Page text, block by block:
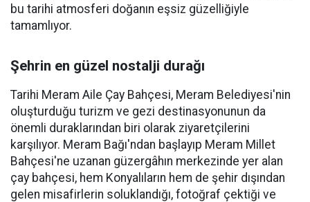
bu tarihi atmosferi doğanın eşsiz güzelliğiyle
tamamlıyor.
Şehrin en güzel nostalji durağı
Tarihi Meram Aile Çay Bahçesi, Meram Belediyesi'nin
oluşturduğu turizm ve gezi destinasyonunun da
önemli duraklarından biri olarak ziyaretçilerini
karşılıyor. Meram Bağı'ndan başlayıp Meram Millet
Bahçesi'ne uzanan güzergâhın merkezinde yer alan
çay bahçesi, hem Konyalıların hem de şehir dışından
gelen misafirlerin soluklandığı, fotoğraf çektiği ve